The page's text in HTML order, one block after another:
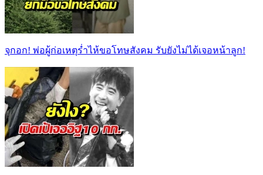
จุกอก! พ่อผู้ก่อเหตุร่ำไห้ขอโทษสังคม รับยังไม่ได้เจอหน้าลูก!